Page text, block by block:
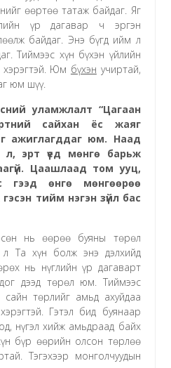
өөртөө татаж байдаг. Яг
үр дагавар ч эргэн
байдаг. Энэ бүгд ийм л
Тиймээс хүн бүхэн үйлийн
хэрэгтэй. Юм бүхэн учиртай,
юм шүү.
уламжлалт “Цагаан
сайхан ёс жаяг
ажиглагддаг юм. Наад
эрт үед мөнгө барьж
Цаашлаад том ууц,
гээд өнгө мөнгөөрөө
тийм нэгэн зүйл бас
нь өөрөө буяны төрөл
Та хүн болж энэ дэлхийд
нь нүглийн үр дагаварт
дээд төрөл юм. Тиймээс
сайн төрлийг амьд ахуйдаа
Гэтэл бид буянаар
нүгэл хийж амьдраад байх
бүр өөрийн олсон төрлөө
Тэгэхээр монголчуудын